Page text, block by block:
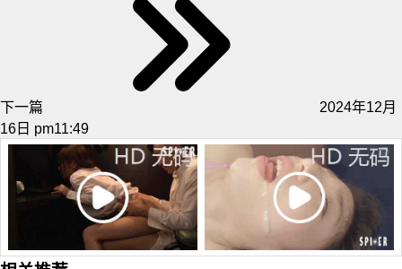
下一篇
2024年12月
16日 pm11:49